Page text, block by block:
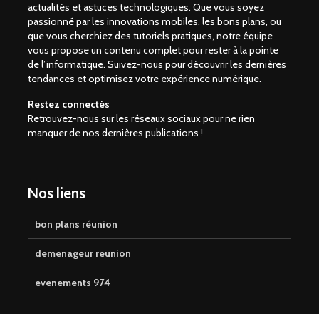
actualités et astuces technologiques. Que vous soyez
passionné par les innovations mobiles, les bons plans, ou
que vous cherchiez des tutoriels pratiques, notre équipe
vous propose un contenu complet pour rester à la pointe
de l’informatique. Suivez-nous pour découvrir les dernières
tendances et optimisez votre expérience numérique.
Restez connectés
Retrouvez-nous sur les réseaux sociaux pour ne rien
manquer de nos dernières publications !
Nos liens
bon plans réunion
demenageur reunion
evenements 974